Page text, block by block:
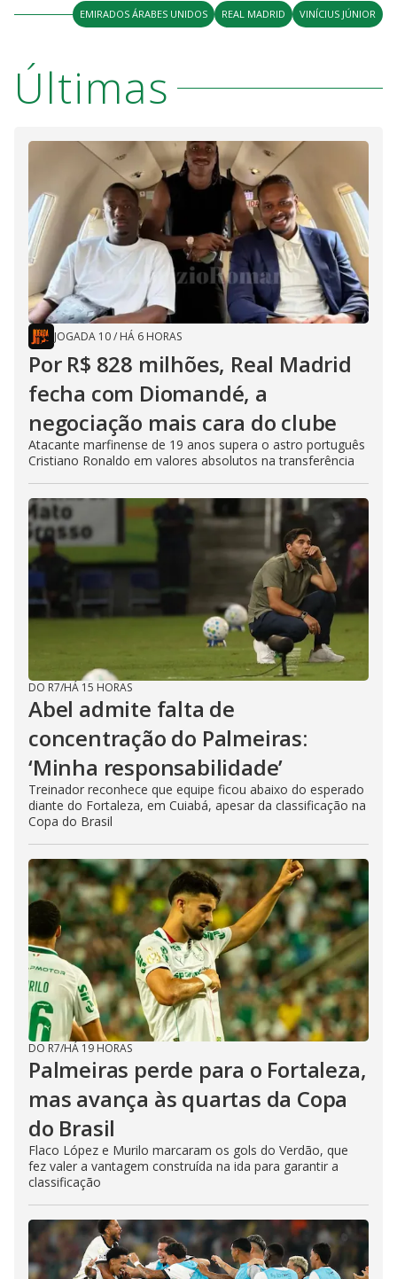
EMIRADOS ÁRABES UNIDOS REAL MADRID VINÍCIUS JÚNIOR
Últimas
JOGADA 10/ HÁ 6 HORAS
Por R$ 828 milhões, Real Madrid
fecha com Diomandé, a
negociação mais cara do clube
Atacante marfinense de 19 anos supera o astro português
Cristiano Ronaldo em valores absolutos na transferência
DO R7/HÁ 15 HORAS
Abel admite falta de
concentração do Palmeiras:
‘Minha responsabilidade’
Treinador reconhece que equipe ficou abaixo do esperado
diante do Fortaleza, em Cuiabá, apesar da classificação na
Copa do Brasil
DO R7/HÁ 19 HORAS
Palmeiras perde para o Fortaleza,
mas avança às quartas da Copa
do Brasil
Flaco López e Murilo marcaram os gols do Verdão, que
fez valer a vantagem construída na ida para garantir a
classificação